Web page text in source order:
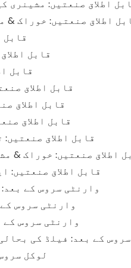
اطلاق صنعتیں: مشینری
اطلاق صنعتیں: خوراک &
قابل
قابل
قابل
قابل اطلاق
قابل اطلاق
قابل اطلاق
اطلاق صنعتیں: خوراک &
قابل اطلاق صنعتیں:
وارنٹی سروس کے
وارنٹی سروس
وارنٹی سروس
کے بعد: فیلڈ کی
لوکل